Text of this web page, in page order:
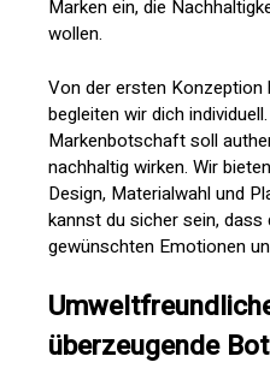
Marken ein, die
wollen.
Von der ersten
begleiten wir dich
Markenbotschaft soll
nachhaltig wirken. Wir
Design, Materialwahl und
kannst du sicher sein,
gewünschten Emotionen
überzeugende